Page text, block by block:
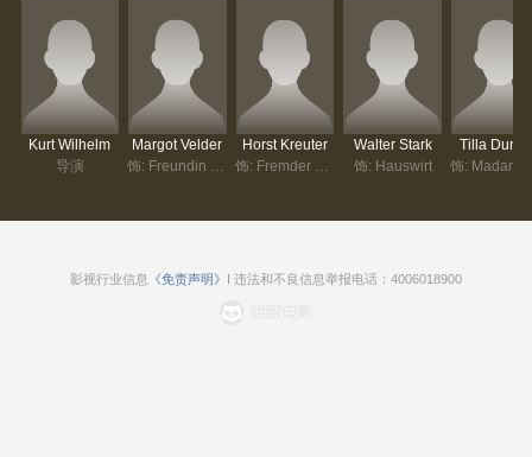
Kurt Wilhelm
导演
Margot Velder
Horst Kreuter
Walter Stark
饰: Hauswirt
Tilla
影视行业信息 《免责声明》 I 违法和不良信息举报电话：4006018900